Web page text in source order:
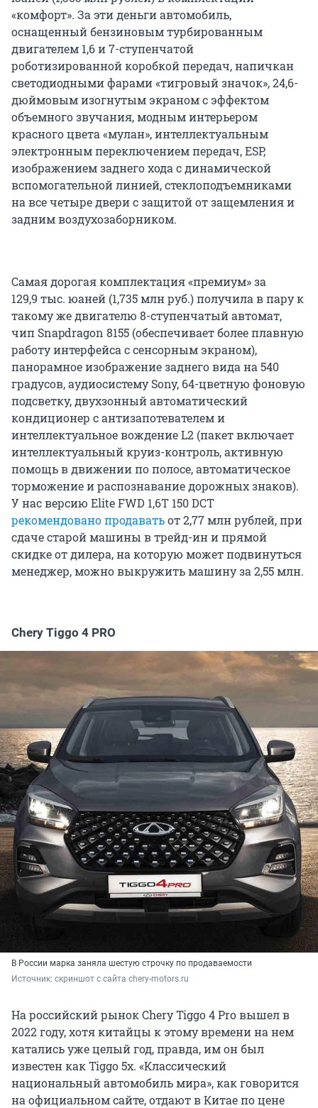
«комфорт». За эти деньги автомобиль,
оснащенный бензиновым турбированным
двигателем 1,6 и 7-ступенчатой
роботизированной коробкой передач, напичкан
светодиодными фарами «тигровый значок», 24,6-
дюймовым изогнутым экраном с эффектом
объемного звучания, модным интерьером
красного цвета «мулан», интеллектуальным
электронным переключением передач, ESP,
изображением заднего хода с динамической
вспомогательной линией, стеклоподъемниками
на все четыре двери с защитой от защемления и
задним воздухозаборником.
Самая дорогая комплектация «премиум» за
129,9 тыс. юаней (1,735 млн руб.) получила в пару к
такому же двигателю 8-ступенчатый автомат,
чип Snapdragon 8155 (обеспечивает более плавную
работу интерфейса с сенсорным экраном),
панорамное изображение заднего вида на 540
градусов, аудиосистему Sony, 64-цветную фоновую
подсветку, двухзонный автоматический
кондиционер с антизапотевателем и
интеллектуальное вождение L2 (пакет включает
интеллектуальный круиз-контроль, активную
помощь в движении по полосе, автоматическое
торможение и распознавание дорожных знаков).
У нас версию Elite FWD 1,6T 150 DCT
рекомендовано продаватьот 2,77 млн рублей, при
сдаче старой машины в трейд-ин и прямой
скидке от дилера, на которую может подвинуться
менеджер, можно выкружить машину за 2,55 млн.
Chery Tiggo 4 PRO
В России марка заняла шестую строчку по продаваемости
Источник: скриншот с сайта chery-motors.ru
На российский рынок Chery Tiggo 4 Pro вышел в
2022 году, хотя китайцы к этому времени на нем
катались уже целый год, правда, им он был
известен как Tiggo 5x. «Классический
национальный автомобиль мира», как говорится
на официальном сайте, отдают в Китае по цене